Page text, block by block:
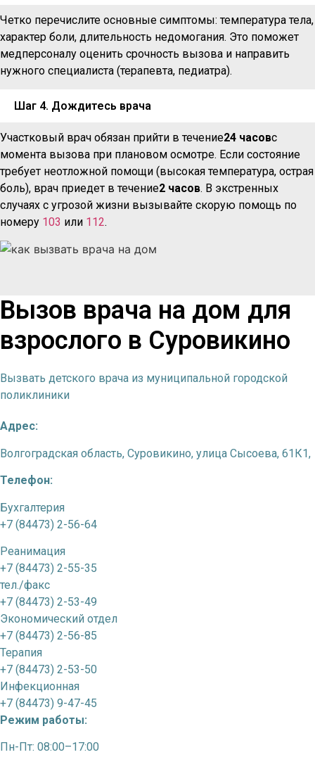
Четко перечислите основные симптомы: температура тела,
характер боли, длительность недомогания. Это поможет
медперсоналу оценить срочность вызова и направить
нужного специалиста (терапевта, педиатра).
Шаг 4. Дождитесь врача
Участковый врач обязан прийти в течение24 часовс
момента вызова при плановом осмотре. Если состояние
требует неотложной помощи (высокая температура, острая
боль), врач приедет в течение2 часов. В экстренных
случаях с угрозой жизни вызывайте скорую помощь по
номеру 103 или 112.
Вызов врача на дом для
взрослого в Суровикино
Вызвать детского врача из муниципальной городской
поликлиники
Адрес:
Волгоградская область, Суровикино, улица Сысоева, 61К1,
Телефон:
Бухгалтерия
+7 (84473) 2-56-64
Реанимация
+7 (84473) 2-55-35
тел./факс
+7 (84473) 2-53-49
Экономический отдел
+7 (84473) 2-56-85
Терапия
+7 (84473) 2-53-50
Инфекционная
+7 (84473) 9-47-45
Режим работы:
Пн-Пт: 08:00–17:00